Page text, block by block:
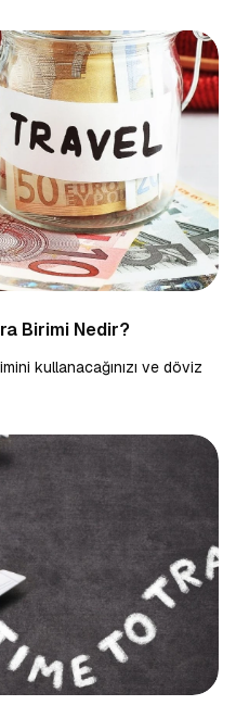
Birimi Nedir?
kullanacağınızı ve döviz